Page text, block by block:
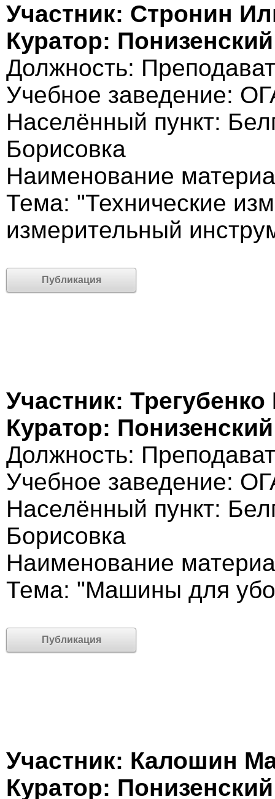
Участник: Стронин
Куратор:
Должность:
Учебное заведение:
Населённый пункт:
Борисовка
Наименование
Тема: "Технические
измерительный
Публикация
Участник:
Куратор:
Должность:
Учебное заведение:
Населённый пункт:
Борисовка
Наименование
Тема: "Машины для
Публикация
Участник: Калошин
Куратор: